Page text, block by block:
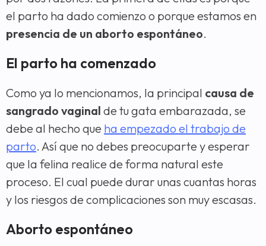
el parto ha dado comienzo o porque estamos en
presencia de un aborto espontáneo.
El parto ha comenzado
Como ya lo mencionamos, la principal causa de
sangrado vaginal de tu gata embarazada, se
debe al hecho que ha empezado el trabajo de
parto. Así que no debes preocuparte y esperar
que la felina realice de forma natural este
proceso. El cual puede durar unas cuantas horas
y los riesgos de complicaciones son muy escasas.
Aborto espontáneo